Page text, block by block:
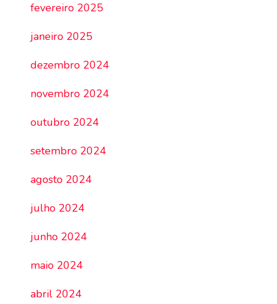
fevereiro 2025
janeiro 2025
dezembro 2024
novembro 2024
outubro 2024
setembro 2024
agosto 2024
julho 2024
junho 2024
maio 2024
abril 2024